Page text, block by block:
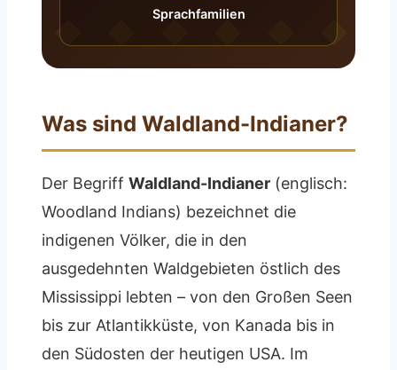
Sprachfamilien
Was sind Waldland-Indianer?
Der Begriff Waldland-Indianer (englisch:
Woodland Indians) bezeichnet die
indigenen Völker, die in den
ausgedehnten Waldgebieten östlich des
Mississippi lebten – von den Großen Seen
bis zur Atlantikküste, von Kanada bis in
den Südosten der heutigen USA. Im